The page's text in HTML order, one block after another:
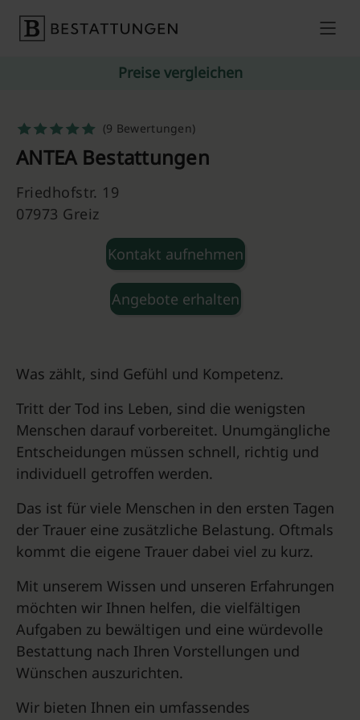
Preise vergleichen
(9 Bewertungen)
ANTEA Bestattungen
Friedhofstr. 19
07973 Greiz
Kontakt aufnehmen
Angebote erhalten
Was zählt, sind Gefühl und Kompetenz.
Tritt der Tod ins Leben, sind die wenigsten
Menschen darauf vorbereitet. Unumgängliche
Entscheidungen müssen schnell, richtig und
individuell getroffen werden.
Das ist für viele Menschen in den ersten Tagen
der Trauer eine zusätzliche Belastung. Oftmals
kommt die eigene Trauer dabei viel zu kurz.
Mit unserem Wissen und unseren Erfahrungen
möchten wir Ihnen helfen, die vielfältigen
Aufgaben zu bewältigen und eine würdevolle
Bestattung nach Ihren Vorstellungen und
Wünschen auszurichten.
Wir bieten Ihnen ein umfassendes